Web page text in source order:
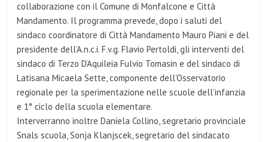
collaborazione con il Comune di Monfalcone e Città
Mandamento. Il programma prevede, dopo i saluti del
sindaco coordinatore di Città Mandamento Mauro Piani e del
presidente dell’A.n.c.i. F.v.g. Flavio Pertoldi, gli interventi del
sindaco di Terzo D’Aquileia Fulvio Tomasin e del sindaco di
Latisana Micaela Sette, componente dell’Osservatorio
regionale per la sperimentazione nelle scuole dell’infanzia
e 1° ciclo della scuola elementare.
Interverranno inoltre Daniela Collino, segretario provinciale
Snals scuola, Sonja Klanjscek, segretario del sindacato